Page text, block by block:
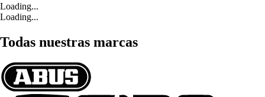
Loading...
Loading...
Todas nuestras marcas